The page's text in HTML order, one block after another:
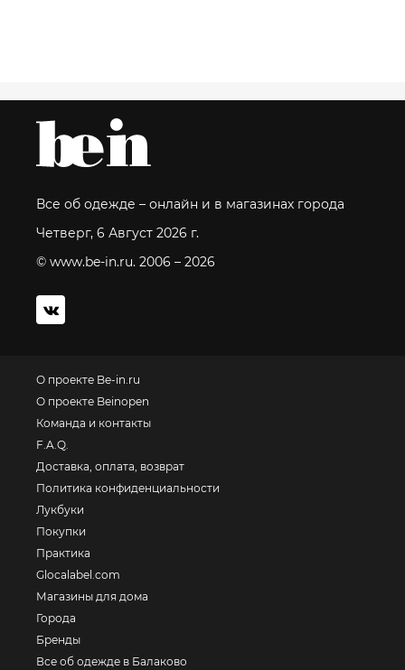
Все об одежде – онлайн и в магазинах города
Четверг, 6 Август 2026 г.
© www.be-in.ru. 2006 – 2026
О проекте Be-in.ru
О проекте Beinopen
Команда и контакты
F.A.Q.
Доставка, оплата, возврат
Политика конфиденциальности
Лукбуки
Покупки
Практика
Glocalabel.com
Магазины для дома
Города
Бренды
Все об одежде в Балаково